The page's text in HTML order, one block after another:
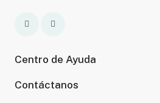
Centro de Ayuda
Contáctanos